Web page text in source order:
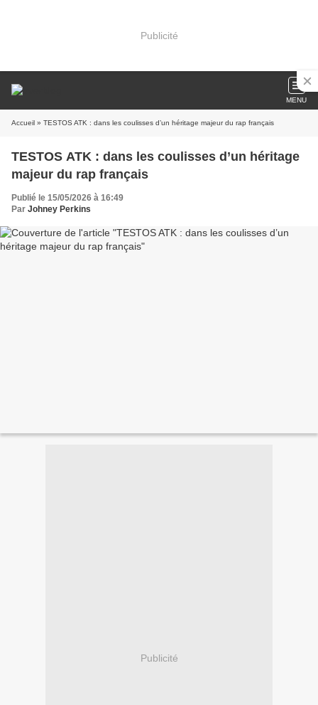
Publicité
MENU
Accueil » TESTOS ATK : dans les coulisses d’un héritage majeur du rap français
TESTOS ATK : dans les coulisses d’un héritage
majeur du rap français
Publié le 15/05/2026 à 16:49
Par Johney Perkins
Publicité